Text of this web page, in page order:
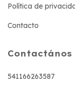
Política de
Contacto
Contactános
541166263587